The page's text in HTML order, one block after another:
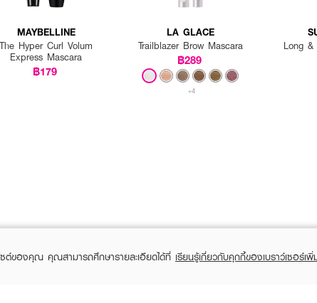
MAYBELLINE
The Hyper Curl Volum
Express Mascara
฿179
LA GLACE
Trailblazer Brow Mascara
฿289
+4
Long &
ซต์ของคุณ คุณสามารถศึกษารายละเอียดได้ที่ เรียนรู้เกี่ยวกับคุกกี้ของเบราว์เซอร์เพิ่